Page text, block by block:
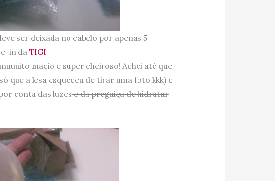
ser deixada no cabelo por apenas 5
in da TIGI
macio e super cheiroso! Achei até que
que a lesa esqueceu de tirar uma foto kkk) e
conta das luzese da preguiça de hidratar